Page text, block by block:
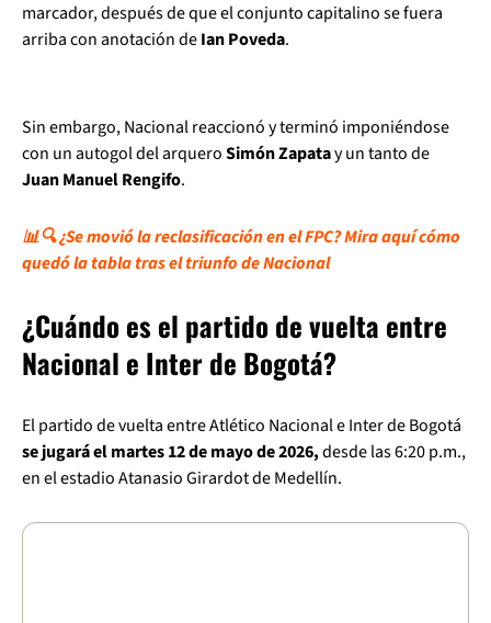
marcador, después de que el conjunto capitalino se fuera
arriba con anotación deIan Poveda.
Sin embargo, Nacional reaccionó y terminó imponiéndose
con un autogol del arqueroSimón Zapatay un tanto de
Juan Manuel Rengifo.
📊🔍 ¿Se movió la reclasificación en el FPC? Mira aquí cómo
quedó la tabla tras el triunfo de Nacional
¿Cuándo es el partido de vuelta entre
Nacional e Inter de Bogotá?
El partido de vuelta entre Atlético Nacional e Inter de Bogotá
se jugará el martes 12 de mayo de 2026,desde las 6:20 p.m.,
en el estadio Atanasio Girardot de Medellín.